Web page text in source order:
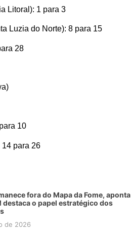
Litoral): 1 para 3
Luzia do Norte): 8 para 15
28
10
14 para 26
fora do Mapa da Fome, aponta
destaca o papel estratégico dos
de 2026